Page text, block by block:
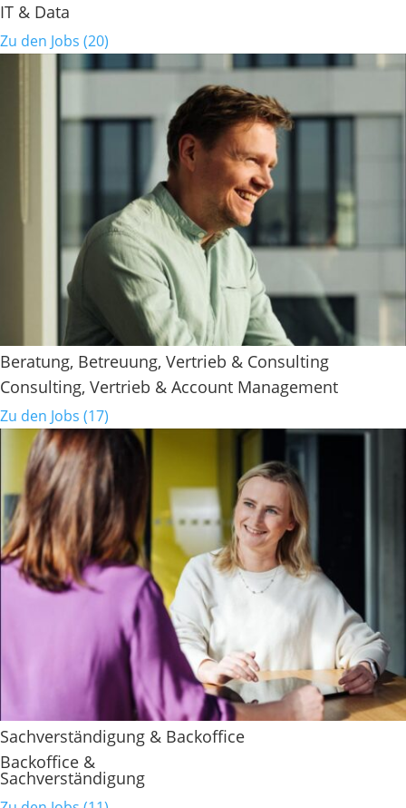
IT & Data
Zu den Jobs (20)
Beratung, Betreuung, Vertrieb & Consulting
Consulting, Vertrieb & Account Management
Zu den Jobs (17)
Sachverständigung & Backoffice
Backoffice &
Sachverständigung